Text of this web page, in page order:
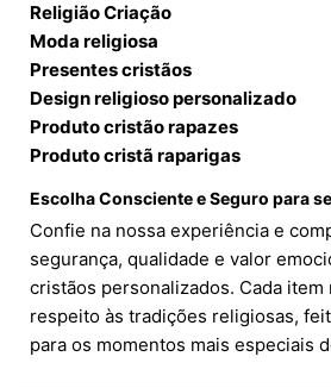
Religião Criação
Moda religiosa
Presentes cristãos
Design religioso personalizado
Produto cristão rapazes
Produto cristã raparigas
Escolha Consciente e Seguro para
Confie na nossa experiência e
segurança, qualidade e valor
cristãos personalizados. Cada
respeito às tradições religiosas,
para os momentos mais especiais